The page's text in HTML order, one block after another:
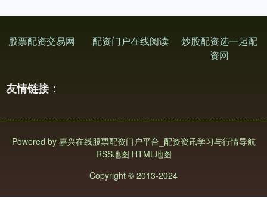
股票配资交易网 配资门户在线阅读
炒股配资选一起配
资网
友情链接：
Powered by 嘉兴在线股票配资门户平台_配资资讯学习与行情导航
RSS地图 HTML地图
Copyright © 2013-2024